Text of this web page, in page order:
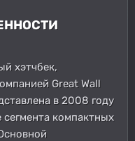
хэтчбек,
Great Wall
в 2008 году
сегмента компактных